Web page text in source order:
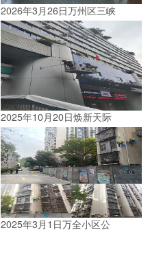
2026年3月26日万州区三峡
2025年10月20日焕新天际
2025年3月1日万全小区公